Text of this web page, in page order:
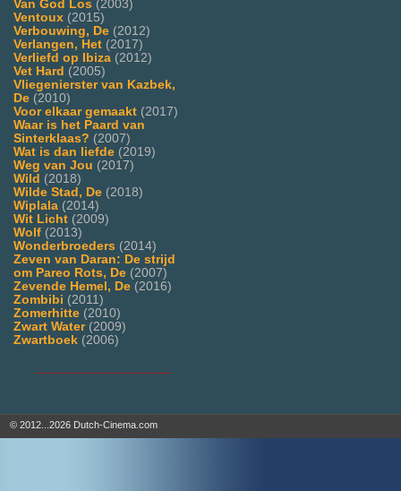
Van God Los (2003)
Ventoux (2015)
Verbouwing, De (2012)
Verlangen, Het (2017)
Verliefd op Ibiza (2012)
Vet Hard (2005)
Vliegenierster van Kazbek,
De (2010)
Voor elkaar gemaakt (2017)
Waar is het Paard van
Sinterklaas? (2007)
Wat is dan liefde (2019)
Weg van Jou (2017)
Wild (2018)
Wilde Stad, De (2018)
Wiplala (2014)
Wit Licht (2009)
Wolf (2013)
Wonderbroeders (2014)
Zeven van Daran: De strijd
om Pareo Rots, De (2007)
Zevende Hemel, De (2016)
Zombibi (2011)
Zomerhitte (2010)
Zwart Water(2009)
Zwartboek (2006)
© 2012...2026 Dutch-Cinema.com